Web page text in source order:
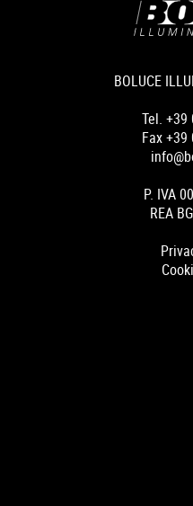
BOLUCE
Tel. +39
Fax +39
P. IVA
REA